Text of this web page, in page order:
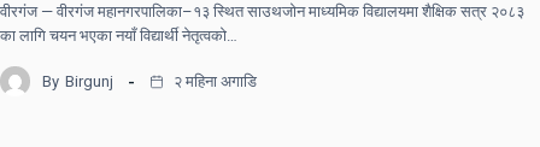
वीरगंज — वीरगंज महानगरपालिका–१३ स्थित साउथजोन माध्यमिक विद्यालयमा शैक्षिक सत्र २०८३
का लागि चयन भएका नयाँ विद्यार्थी नेतृत्वको…
By Birgunj २ महिना अगाडि